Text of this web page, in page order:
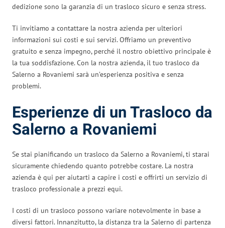
dedizione sono la garanzia di un trasloco sicuro e senza stress.
Ti invitiamo a contattare la nostra azienda per ulteriori
informazioni sui costi e sui servizi. Offriamo un preventivo
gratuito e senza impegno, perché il nostro obiettivo principale è
la tua soddisfazione. Con la nostra azienda, il tuo trasloco da
Salerno a Rovaniemi sarà un’esperienza positiva e senza
problemi.
Esperienze di un Trasloco da
Salerno a Rovaniemi
Se stai pianificando un trasloco da Salerno a Rovaniemi, ti starai
sicuramente chiedendo quanto potrebbe costare. La nostra
azienda è qui per aiutarti a capire i costi e offrirti un servizio di
trasloco professionale a prezzi equi.
I costi di un trasloco possono variare notevolmente in base a
diversi fattori. Innanzitutto, la distanza tra la Salerno di partenza